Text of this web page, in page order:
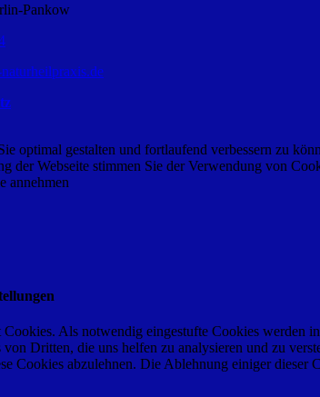
Pankow
optimal gestalten und fortlaufend verbessern zu
der Webseite stimmen Sie der Verwendung von
annehmen
Als notwendig eingestufte Cookies werden
Dritten, die uns helfen zu analysieren und zu
Cookies abzulehnen. Die Ablehnung einiger dieser